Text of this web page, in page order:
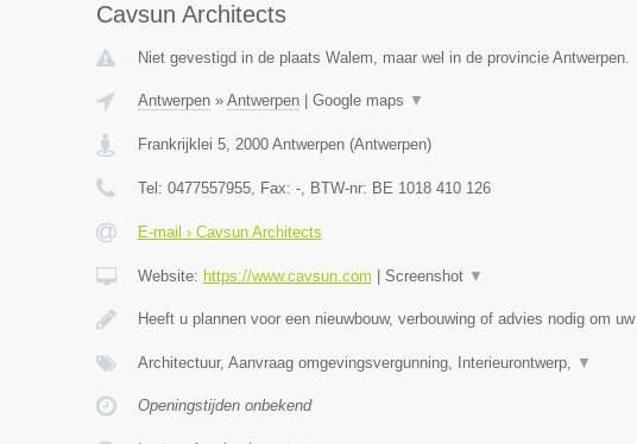
Cavsun Architects
Niet gevestigd in de plaats Walem, maar wel in de provincie Antwerpen.
Antwerpen» Antwerpen| Google maps ▼
Frankrijklei 5, 2000 Antwerpen(Antwerpen)
Tel: 0477557955, Fax: -, BTW-nr: BE 1018 410 126
E-mail › Cavsun Architects
Website: https://www.cavsun.com Screenshot ▼
Heeft u plannen voor een nieuwbouw, verbouwing of advies nodig om uw
Architectuur, Aanvraag omgevingsvergunning, Interieurontwerp, ▼
Openingstijden onbekend